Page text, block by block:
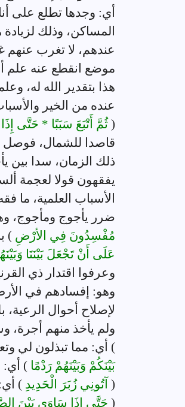
أي: وجدها تطلع على
المساكن، وذلك
عندهم، لا تغرب عنهم
موضع انقطع عنه علم
هذا بتقدير الله له،
عنده من الخير
( ثُمَّ أَتْبَعَ سَبَبًا * حَتَّى
قاصدا للشمال، فوصل
ذلك الزمان، سدا بين
يفقهون قولا لعجمة
الأسباب العلمية، ما
ضرر يأجوج ومأجوج،
مُفْسِدُونَ فِي الأرْضِ )
عَلَى أَنْ تَجْعَلَ بَيْنَنَا
وعرفوا اقتدار ذي
وهو: إفسادهم في
لإصلاح أحوال
ولم يأخذ منهم أجرة،
) أي: مما تبذلون لي
بَيْنَكُمْ وَبَيْنَهُمْ رَدْمًا ) أي:
( آتُونِي زُبَرَ الْحَدِيدِ )
( حَتَّى إِذَا سَاوَى بَيْنَ